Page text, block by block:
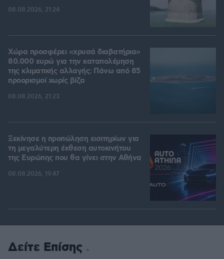
08.08.2026, 21:24
Χώρα προσφέρει «χρυσά διαβατήρια»
80.000 ευρώ για την καταπολέμηση
της κλιματικής αλλαγής: Πάνω από 85
προορισμοί χωρίς βίζα
08.08.2026, 21:23
Ξεκίνησε η προπώληση εισιτηρίων για
τη μεγαλύτερη έκθεση αυτοκινήτου
της Ευρώπης που θα γίνει στην Αθήνα
08.08.2026, 19:47
Δείτε Επίσης